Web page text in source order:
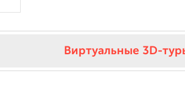
Виртуальные 3D-